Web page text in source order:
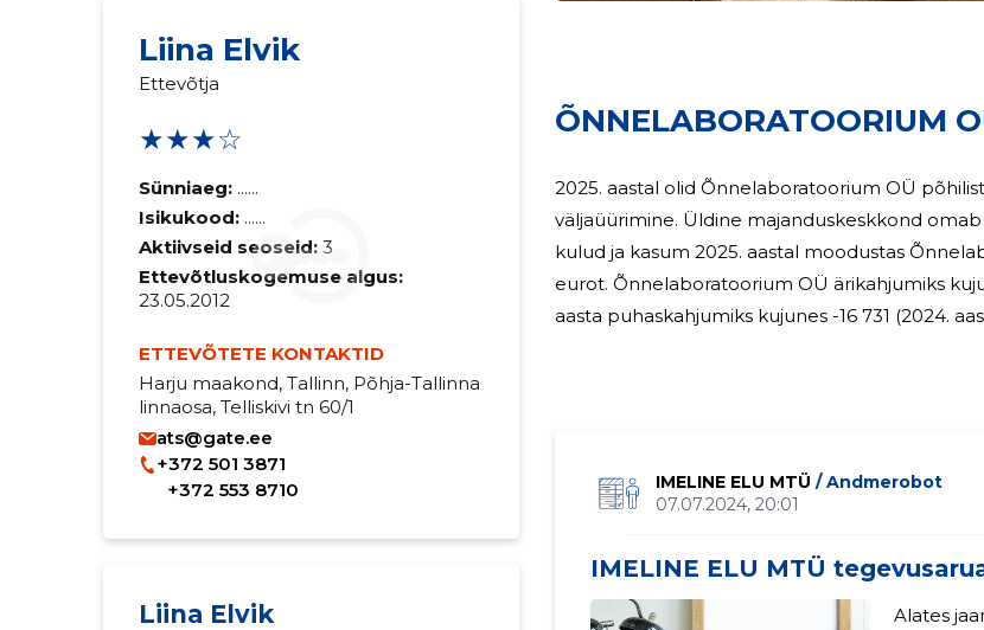
Liina Elvik
Ettevõtja
★★★☆
Sünniaeg: ......
Isikukood: ......
Aktiivseid seoseid: 3
Ettevõtluskogemuse algus:
23.05.2012
ETTEVÕTETE KONTAKTID
Harju maakond, Tallinn, Põhja-Tallinna
linnaosa, Telliskivi tn 60/1
ats@gate.ee
+372 501 3871
+372 553 8710
Liina Elvik
ÕNNELABORATOORIUM
2025. aastal olid Õnnelaboratoorium OÜ
väljaüürimine. Üldine majanduskeskkond omab
kulud ja kasum 2025. aastal moodustas
eurot. Õnnelaboratoorium OÜ ärikahjumiks
aasta puhaskahjumiks kujunes -16 731 (2024. aastal -16 673) eurot.
IMELINE ELU MTÜ / Andmerobot
07.07.2024, 20:01
IMELINE ELU MTÜ
Alates
Sinu kommentaar